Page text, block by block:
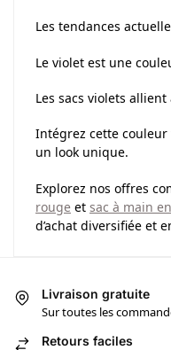
Les tendances
Le violet est une
Les sacs violets
Intégrez cette
un look unique.
Explorez nos offres
rouge et sac à main
d’achat diversifiée et
Livraison gratuite
Sur toutes les
Retours faciles